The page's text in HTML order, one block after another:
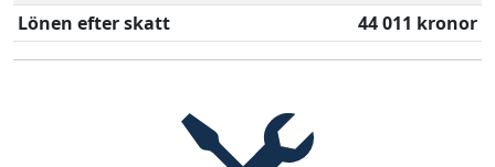
Lönen efter skatt
44 011 kronor